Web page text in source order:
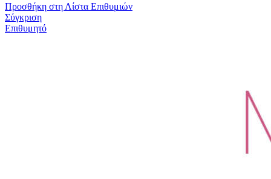
Προσθήκη στη Λίστα Επιθυμιών
Σύγκριση
Επιθυμητό